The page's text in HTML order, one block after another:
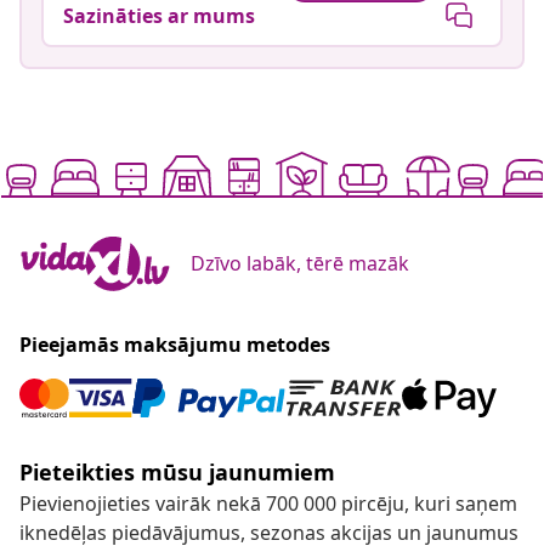
Sazināties ar mums
Dzīvo labāk, tērē mazāk
Pieejamās maksājumu metodes
Pieteikties mūsu jaunumiem
Pievienojieties vairāk nekā 700 000 pircēju, kuri saņem
iknedēļas piedāvājumus, sezonas akcijas un jaunumus